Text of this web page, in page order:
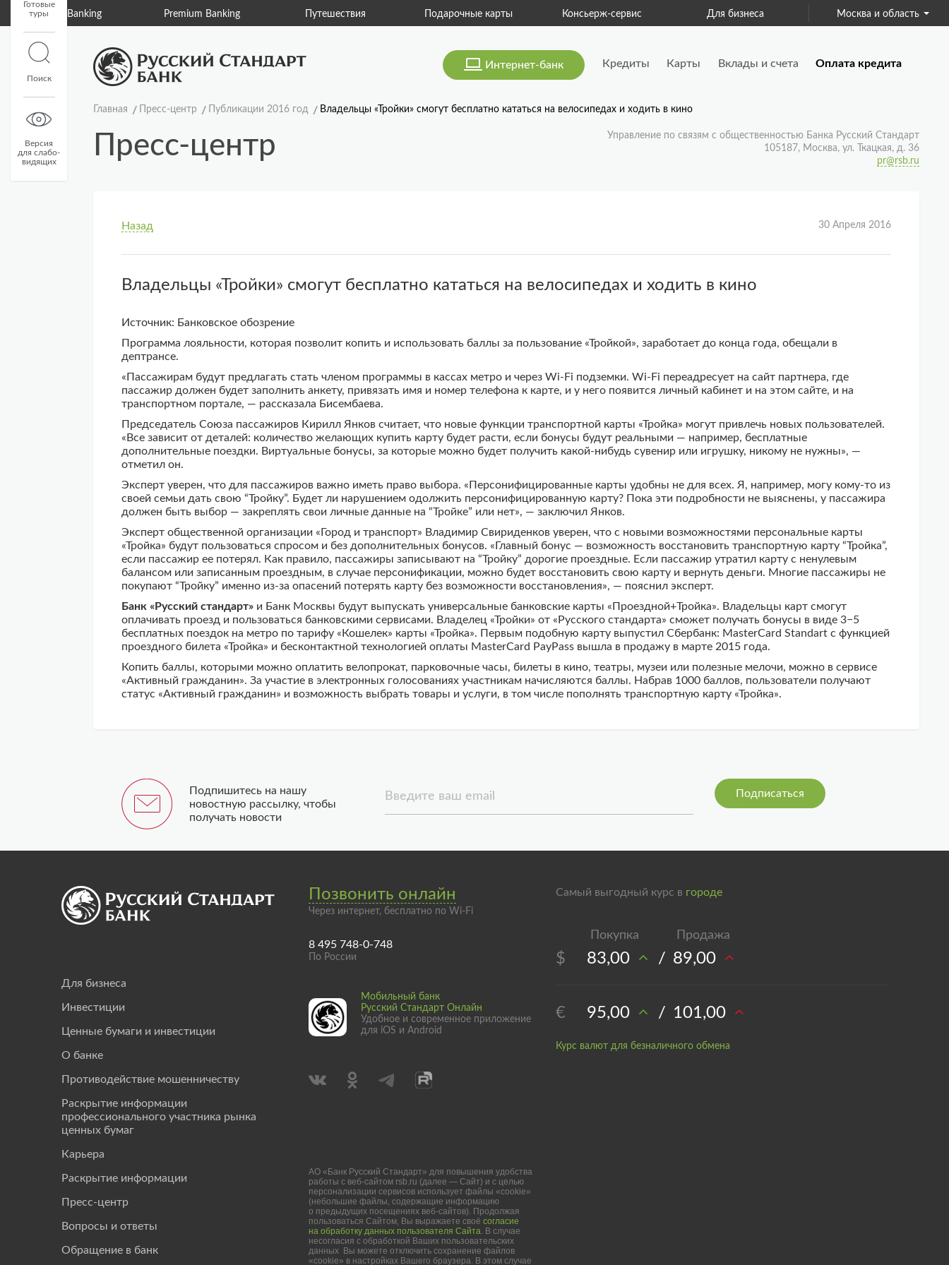
Private Banking Premium Banking Путешествия Подарочные карты Консьерж-сервис Для бизнеса Страхование
Москва и область
Готовые
туры
Поиск
Версия
для слабо-
видящих
Интернет-банк Кредиты Карты Вклады и счета Оплата кредита
Главная Пресс-центр Публикации 2016 год Владельцы «Тройки» смогут бесплатно кататься на велосипедах и ходить в кино
Пресс-центр
Управление по связям с общественностью Банка Русский Стандарт
105187, Москва, ул. Ткацкая, д. 36
pr@rsb.ru
Назад 30 Апреля 2016
Владельцы «Тройки» смогут бесплатно кататься на велосипедах и ходить в кино
Источник: Банковское обозрение
Программа лояльности, которая позволит копить и использовать баллы за пользование «Тройкой», заработает до конца года, обещали в
дептрансе.
«Пассажирам будут предлагать стать членом программы в кассах метро и через Wi-Fi подземки. Wi-Fi переадресует на сайт партнера, где
пассажир должен будет заполнить анкету, привязать имя и номер телефона к карте, и у него появится личный кабинет и на этом сайте, и на
транспортном портале, — рассказала Бисембаева.
Председатель Союза пассажиров Кирилл Янков считает, что новые функции транспортной карты «Тройка» могут привлечь новых пользователей.
«Все зависит от деталей: количество желающих купить карту будет расти, если бонусы будут реальными — например, бесплатные
дополнительные поездки. Виртуальные бонусы, за которые можно будет получить какой-нибудь сувенир или игрушку, никому не нужны», —
отметил он.
Эксперт уверен, что для пассажиров важно иметь право выбора. «Персонифицированные карты удобны не для всех. Я, например, могу кому-то из
своей семьи дать свою “Тройку”. Будет ли нарушением одолжить персонифицированную карту? Пока эти подробности не выяснены, у пассажира
должен быть выбор — закреплять свои личные данные на “Тройке” или нет», — заключил Янков.
Эксперт общественной организации «Город и транспорт» Владимир Свириденков уверен, что с новыми возможностями персональные карты
«Тройка» будут пользоваться спросом и без дополнительных бонусов. «Главный бонус — возможность восстановить транспортную карту “Тройка”,
если пассажир ее потерял. Как правило, пассажиры записывают на “Тройку” дорогие проездные. Если пассажир утратил карту с ненулевым
балансом или записанным проездным, в случае персонификации, можно будет восстановить свою карту и вернуть деньги. Многие пассажиры не
покупают “Тройку” именно из-за опасений потерять карту без возможности восстановления», — пояснил эксперт.
Банк «Русский стандарт» и Банк Москвы будут выпускать универсальные банковские карты «Проездной+Тройка». Владельцы карт смогут
оплачивать проезд и пользоваться банковскими сервисами. Владелец «Тройки» от «Русского стандарта» сможет получать бонусы в виде 3−5
бесплатных поездок на метро по тарифу «Кошелек» карты «Тройка». Первым подобную карту выпустил Сбербанк: MasterCard Standart с функцией
проездного билета «Тройка» и бесконтактной технологией оплаты MasterCard PayPass вышла в продажу в марте 2015 года.
Копить баллы, которыми можно оплатить велопрокат, парковочные часы, билеты в кино, театры, музеи или полезные мелочи, можно в сервисе
«Активный гражданин». За участие в электронных голосованиях участникам начисляются баллы. Набрав 1000 баллов, пользователи получают
статус «Активный гражданин» и возможность выбрать товары и услуги, в том числе пополнять транспортную карту «Тройка».
Подпишитесь на нашу
новостную рассылку, чтобы
получать новости
Введите ваш email
Позвонить онлайн
Через интернет, бесплатно по Wi-Fi
8 495 748-0-748
По России
Для бизнеса
Инвестиции
Ценные бумаги и инвестиции
О банке
Противодействие мошенничеству
Раскрытие информации
профессионального участника рынка
ценных бумаг
Карьера
Раскрытие информации
Пресс-центр
Вопросы и ответы
Обращение в банк
Мобильный банк
Русский Стандарт Онлайн
Удобное и современное приложение
для iOS и Android
АО «Банк Русский Стандарт» для повышения удобства
работы с веб-сайтом rsb.ru (далее — Сайт) и с целью
персонализации сервисов использует файлы «cookie»
(небольшие файлы, содержащие информацию
о предыдущих посещениях веб-сайтов). Продолжая
пользоваться Сайтом, Вы выражаете своё согласие
на обработку данных пользователя Сайта . В случае
несогласия с обработкой Ваших пользовательских
данных Вы можете отключить сохранение файлов
«cookie» в настройках Вашего браузера. В этом случае
Самый выгодный курс в городе
$ 83,00 / 89,00
€ 95,00 / 101,00
Курс валют для безналичного обмена